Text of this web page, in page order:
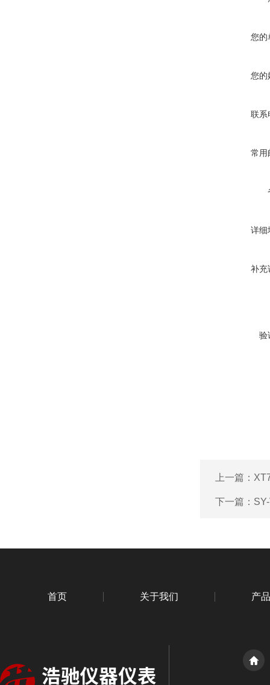
您的
您的
联系
常用
详细
补充
验
上一篇：
下一篇：
首页 关于我们 产